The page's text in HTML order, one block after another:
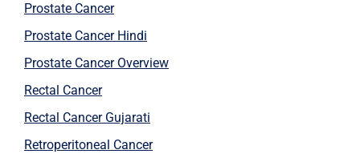
Prostate Cancer
Prostate Cancer Hindi
Prostate Cancer Overview
Rectal Cancer
Rectal Cancer Gujarati
Retroperitoneal Cancer